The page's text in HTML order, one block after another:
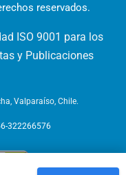
reservados.
ISO 9001 para los
y Publicaciones
Valparaíso, Chile.
322266576